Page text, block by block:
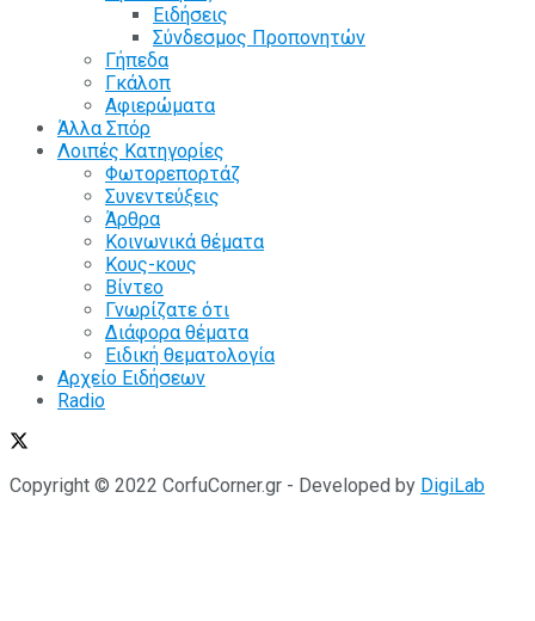
Ειδήσεις
Σύνδεσμος Προπονητών
Γήπεδα
Γκάλοπ
Αφιερώματα
Άλλα Σπόρ
Λοιπές Κατηγορίες
Φωτορεπορτάζ
Συνεντεύξεις
Άρθρα
Κοινωνικά θέματα
Κους-κους
Βίντεο
Γνωρίζατε ότι
Διάφορα θέματα
Ειδική θεματολογία
Αρχείο Ειδήσεων
Radio
Copyright © 2022 CorfuCorner.gr - Developed by DigiLab